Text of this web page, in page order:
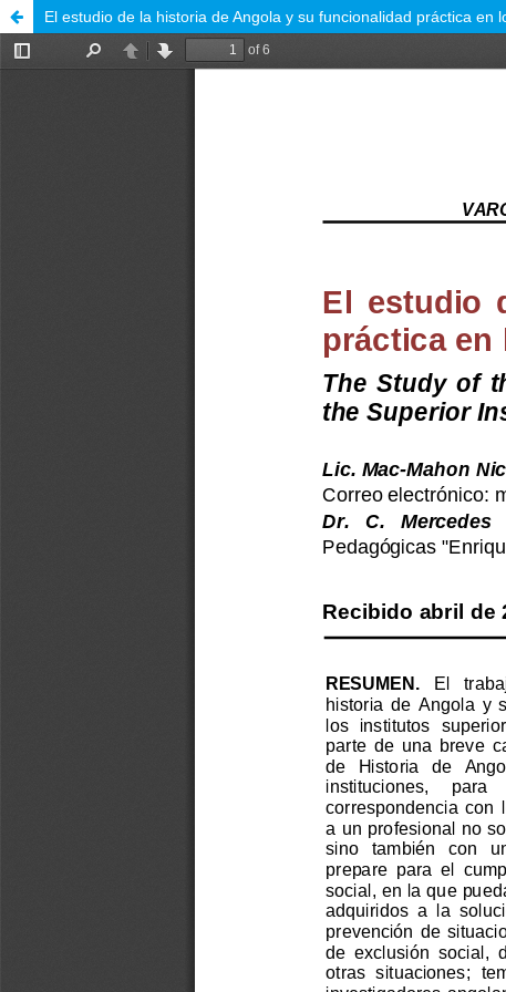
El estudio de la historia de Angola y su funcionalidad práctica en